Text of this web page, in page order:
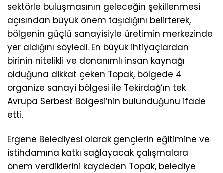
sektörle buluşmasının geleceğin şekillenmesi
açısından büyük önem taşıdığını belirterek,
bölgenin güçlü sanayisiyle üretimin merkezinde
yer aldığını söyledi. En büyük ihtiyaçlardan
birinin nitelikli ve donanımlı insan kaynağı
olduğuna dikkat çeken Topak, bölgede 4
organize sanayi bölgesi ile Tekirdağ’ın tek
Avrupa Serbest Bölgesi’nin bulunduğunu ifade
etti.
Ergene Belediyesi olarak gençlerin eğitimine ve
istihdamına katkı sağlayacak çalışmalara
önem verdiklerini kaydeden Topak, belediye